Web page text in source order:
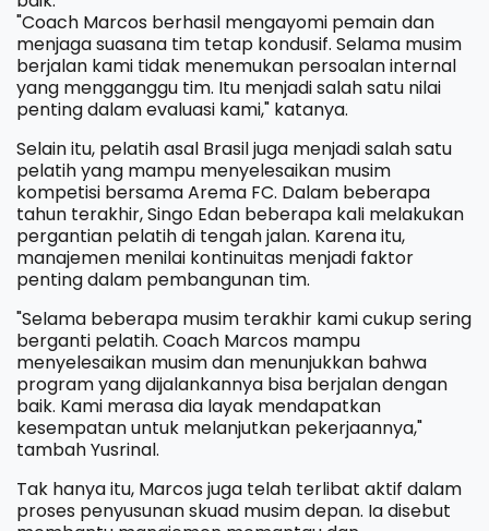
"Coach Marcos berhasil mengayomi pemain dan
menjaga suasana tim tetap kondusif. Selama musim
berjalan kami tidak menemukan persoalan internal
yang mengganggu tim. Itu menjadi salah satu nilai
penting dalam evaluasi kami," katanya.
Selain itu, pelatih asal Brasil juga menjadi salah satu
pelatih yang mampu menyelesaikan musim
kompetisi bersama Arema FC. Dalam beberapa
tahun terakhir, Singo Edan beberapa kali melakukan
pergantian pelatih di tengah jalan. Karena itu,
manajemen menilai kontinuitas menjadi faktor
penting dalam pembangunan tim.
"Selama beberapa musim terakhir kami cukup sering
berganti pelatih. Coach Marcos mampu
menyelesaikan musim dan menunjukkan bahwa
program yang dijalankannya bisa berjalan dengan
baik. Kami merasa dia layak mendapatkan
kesempatan untuk melanjutkan pekerjaannya,"
tambah Yusrinal.
Tak hanya itu, Marcos juga telah terlibat aktif dalam
proses penyusunan skuad musim depan. Ia disebut